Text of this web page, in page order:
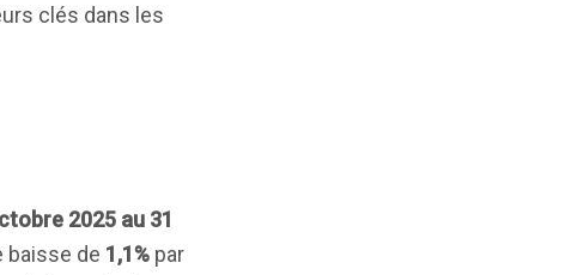
clés dans les
2025 au 31
baisse de 1,1% par